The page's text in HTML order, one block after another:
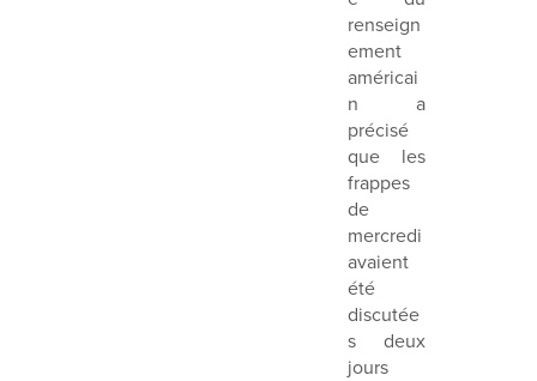
renseign
ement
américai
n a
précisé
que les
frappes
de
mercredi
avaient
été
discutée
s deux
jours